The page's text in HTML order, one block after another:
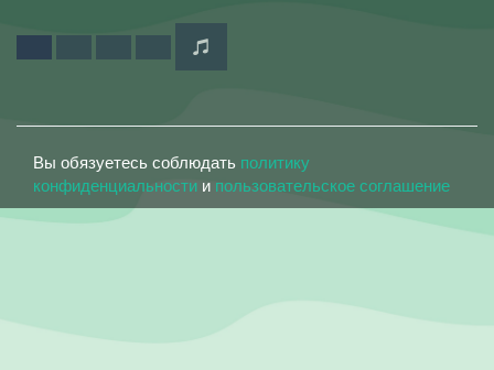
Вы обязуетесь соблюдать политику
конфиденциальности и пользовательское соглашение